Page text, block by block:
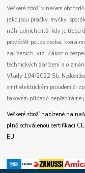
Veškeré zboží v našem
jako jsou pračky, myčky,
náhradních dílů, kdy je třeba
provádět pouze osoba, která
zařízeních. viz. Zákon o
technických zařízení a o
Vlády 194/2022 Sb.
smrt elektrickým proudem či
takovém případě nepřebíráme
Veškeré zboží nabízené na
plně schválenou certifikaci
EU.